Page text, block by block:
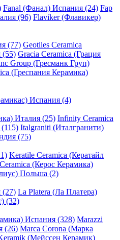
Fanal (Фанал) Испания (24) Fap
(96) Flaviker (Флавикер)
(77) Geotiles Ceramica
(55) Gracia Ceramica (Грация
Group (Гресманк Груп)
(Греспания Керамика)
Испания (4)
Италия (25) Infinity Ceramica
Italgraniti (Италгранити)
(75)
Keratile Ceramica (Кератайл
(Керос Керамика)
Польша (2)
(27) La Platera (Ла Платера)
(32)
Испания (328) Marazzi
(26) Marca Corona (Марка
(Мейсcен Керамик)